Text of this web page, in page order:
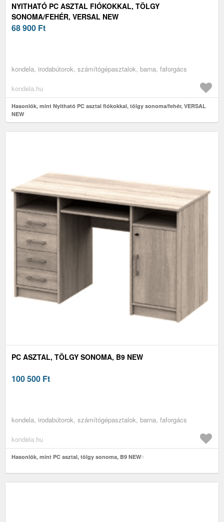
NYITHATÓ PC ASZTAL FIÓKOKKAL, TÖLGY
SONOMA/FEHÉR, VERSAL NEW
68 900 Ft
kondela, irodabútorok, számítógépasztalok, barna, faforgács
kondela.hu
Hasonlók, mint Nyitható PC asztal fiókokkal, tölgy sonoma/fehér, VERSAL
NEW
PC ASZTAL, TÖLGY SONOMA, B9 NEW
100 500 Ft
kondela, irodabútorok, számítógépasztalok, barna, faforgács
kondela.hu
Hasonlók, mint PC asztal, tölgy sonoma, B9 NEW